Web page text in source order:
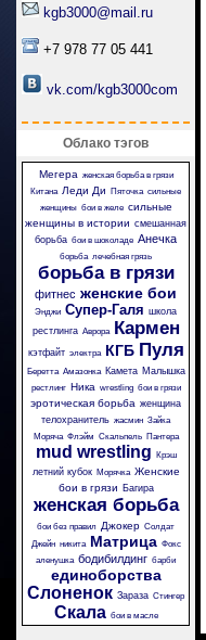
kgb3000@mail.ru
+7 978 77 05 441
vk.com/kgb3000com
Облако тэгов
Мегера женская борьба в грязи
Китана Леди Ди Пяточка сильные
женщины бои в желе сильные
женщины в истории смешанная
борьба бои в шоколаде Анечка
борьба лечебная грязь
борьба в грязи
фитнес женские бои
Энджи Супер-Галя школа
рестлинга Аврора Кармен
кэтфайт электра КГБ Пуля
Беретта Амазонка Камета Малышка
рестлинг Ника wrestling бои в грязи
эротическая борьба женщина
телохранитель жасмин Зайка
Моряча Флэйм Скальпель Пантера
mud wrestling Крэш
летний кубок Морячка Женские
бои в грязи Багира
женская борьба
бои без правил Джокер Солдат
Джейн никита Матрица Фокс
аленушка бодибилдинг барби
единоборства
Слоненок Зараза Стингер
Скала бои в масле